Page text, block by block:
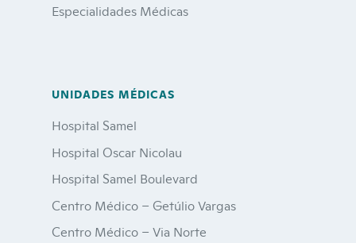
Especialidades Médicas
UNIDADES MÉDICAS
Hospital Samel
Hospital Oscar Nicolau
Hospital Samel Boulevard
Centro Médico – Getúlio Vargas
Centro Médico – Via Norte